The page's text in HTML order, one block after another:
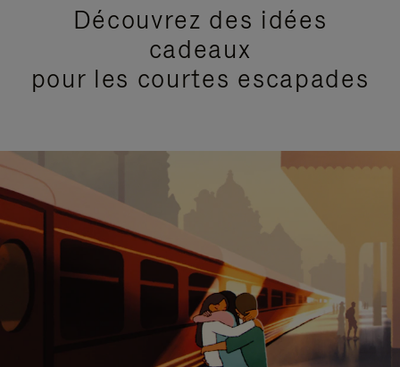
Découvrez des idées
cadeaux
pour les courtes escapades